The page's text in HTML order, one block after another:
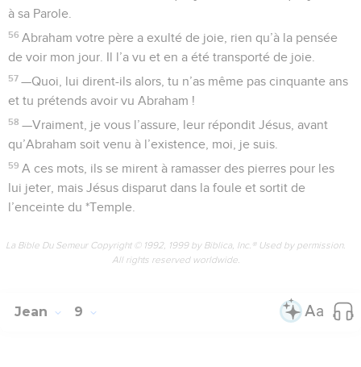
à sa Parole.
56 Abraham votre père a exulté de joie, rien qu’à la pensée
de voir mon jour. Il l’a vu et en a été transporté de joie.
57 —Quoi, lui dirent-ils alors, tu n’as même pas cinquante ans
et tu prétends avoir vu Abraham !
58 —Vraiment, je vous l’assure, leur répondit Jésus, avant
qu’Abraham soit venu à l’existence, moi, je suis.
59 A ces mots, ils se mirent à ramasser des pierres pour les
lui jeter, mais Jésus disparut dans la foule et sortit de
l’enceinte du *Temple.
La Bible Du Semeur Copyright © 1992, 1999 by Biblica, Inc.® Used by permission.
All rights reserved worldwide.
Jean 9